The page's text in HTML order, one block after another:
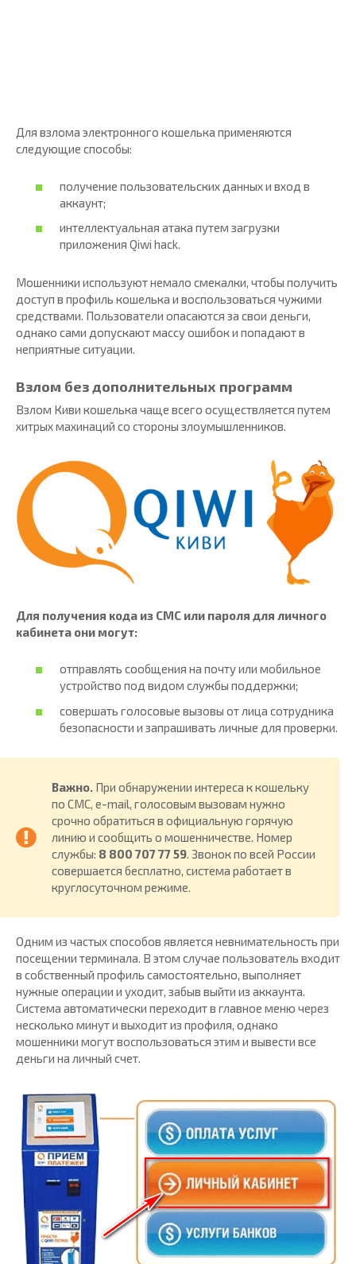
Для взлома электронного кошелька применяются
следующие способы:
получение пользовательских данных и вход в
аккаунт;
интеллектуальная атака путем загрузки
приложения Qiwi hack.
Мошенники используют немало смекалки, чтобы получить
доступ в профиль кошелька и воспользоваться чужими
средствами. Пользователи опасаются за свои деньги,
однако сами допускают массу ошибок и попадают в
неприятные ситуации.
Взлом без дополнительных программ
Взлом Киви кошелька чаще всего осуществляется путем
хитрых махинаций со стороны злоумышленников.
Для получения кода из СМС или пароля для личного
кабинета они могут:
отправлять сообщения на почту или мобильное
устройство под видом службы поддержки;
совершать голосовые вызовы от лица сотрудника
безопасности и запрашивать личные для проверки.
Важно. При обнаружении интереса к кошельку
по СМС, e-mail, голосовым вызовам нужно
срочно обратиться в официальную горячую
линию и сообщить о мошенничестве. Номер
службы: 8 800 707 77 59. Звонок по всей России
совершается бесплатно, система работает в
круглосуточном режиме.
Одним из частых способов является невнимательность при
посещении терминала. В этом случае пользователь входит
в собственный профиль самостоятельно, выполняет
нужные операции и уходит, забыв выйти из аккаунта.
Система автоматически переходит в главное меню через
несколько минут и выходит из профиля, однако
мошенники могут воспользоваться этим и вывести все
деньги на личный счет.